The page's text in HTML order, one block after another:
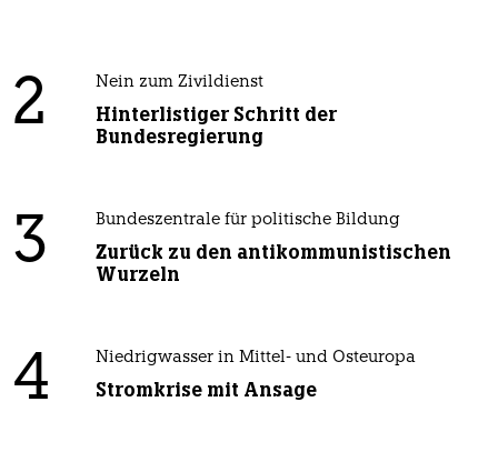
2 Nein zum Zivildienst
Hinterlistiger Schritt der
Bundesregierung
3 Bundeszentrale für politische Bildung
Zurück zu den antikommunistischen
Wurzeln
4 Niedrigwasser in Mittel- und Osteuropa
Stromkrise mit Ansage